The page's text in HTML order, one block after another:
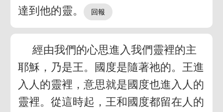
達到他的靈。
經由我們的心思進入我們靈裡的主
耶穌，乃是王。國度是隨著祂的。王進
入人的靈裡，意思就是國度也進入人的
靈裡。從這時起，王和國度都留在人的